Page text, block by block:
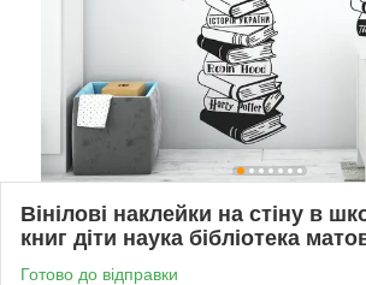
Вінілові наклейки на стіну в
книг діти наука бібліотека
Готово до відправки